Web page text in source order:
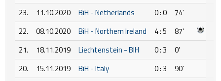
23.
11.10.2020 BiH - Netherlands 0 : 0
74'
22.
08.10.2020 BiH - Northern Ireland 4 : 5
87'
21.
18.11.2019 Liechtenstein - BIH 0 : 3
0'
20.
15.11.2019 BiH - Italy 0 : 3
90'